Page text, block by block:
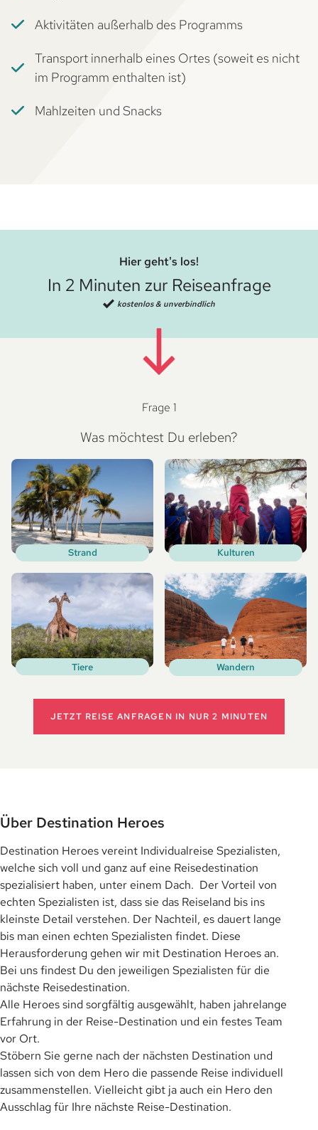
Aktivitäten außerhalb des Programms
Transport innerhalb eines Ortes (soweit es nicht
im Programm enthalten ist)
Mahlzeiten und Snacks
Hier geht's los!
In 2 Minuten zur Reiseanfrage
kostenlos & unverbindlich
Frage 1
Was möchtest Du erleben?
Strand Kulturen
Tiere Wandern
JETZT REISE ANFRAGEN IN NUR 2 MINUTEN
Über Destination Heroes
Destination Heroes vereint Individualreise Spezialisten,
welche sich voll und ganz auf eine Reisedestination
spezialisiert haben, unter einem Dach. Der Vorteil von
echten Spezialisten ist, dass sie das Reiseland bis ins
kleinste Detail verstehen. Der Nachteil, es dauert lange
bis man einen echten Spezialisten findet. Diese
Herausforderung gehen wir mit Destination Heroes an.
Bei uns findest Du den jeweiligen Spezialisten für die
nächste Reisedestination.
Alle Heroes sind sorgfältig ausgewählt, haben jahrelange
Erfahrung in der Reise-Destination und ein festes Team
vor Ort.
Stöbern Sie gerne nach der nächsten Destination und
lassen sich von dem Hero die passende Reise individuell
zusammenstellen. Vielleicht gibt ja auch ein Hero den
Ausschlag für Ihre nächste Reise-Destination.